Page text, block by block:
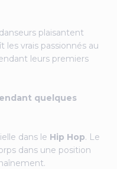
plaisantent
les vrais passionnés au
leurs premiers
quelques
dans le Hip Hop. Le
dans une position